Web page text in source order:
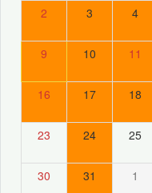
2 3 4
9 10 11
16 17 18
23 24 25
30 31 1